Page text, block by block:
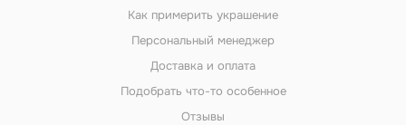
Как примерить украшение
Персональный менеджер
Доставка и оплата
Подобрать что-то особенное
Отзывы